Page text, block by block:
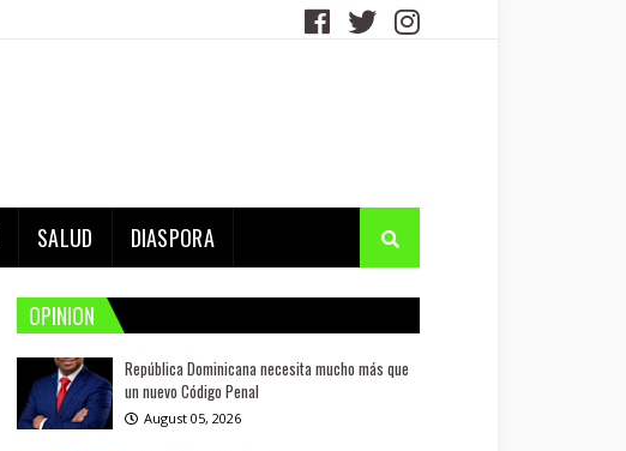
SALUD DIASPORA
OPINION
República Dominicana necesita mucho más que
un nuevo Código Penal
August 05, 2026